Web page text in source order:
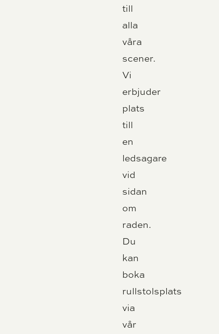
till
alla
våra
scener.
Vi
erbjuder
plats
till
en
ledsagare
vid
sidan
om
raden.
Du
kan
boka
rullstolsplats
via
vår